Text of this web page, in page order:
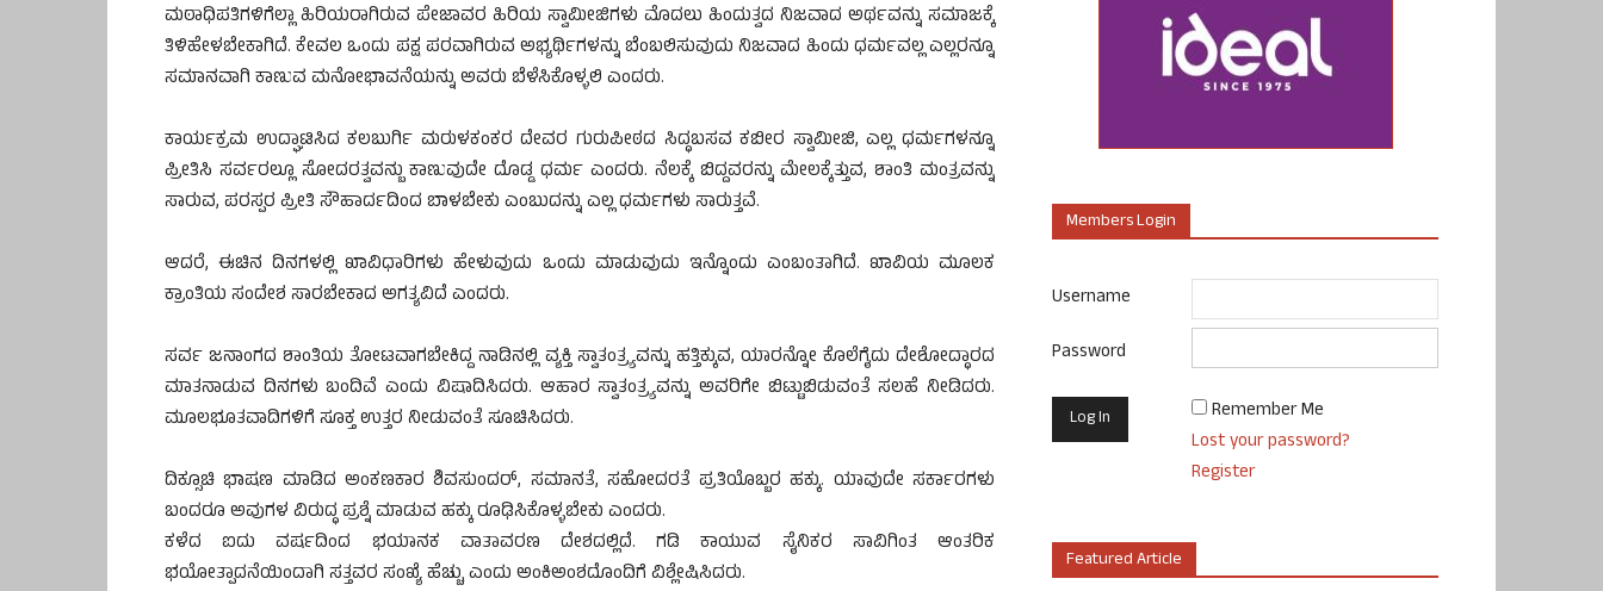
ಮಠಾಧಿಪತಿಗಳಿಗೆಲ್ಲಾ ಹಿರಿಯರಾಗಿರುವ ಪೇಜಾವರ ಹಿರಿಯ ಸ್ವಾಮೀಜಿಗಳು ಮೊದಲು ಹಿಂದುತ್ವದ ನಿಜವಾದ ಅರ್ಥವನ್ನು ಸಮಾಜಕ್ಕೆ
ತಿಳಿಹೇಳಬೇಕಾಗಿದೆ. ಕೇವಲ ಒಂದು ಪಕ್ಷ ಪರವಾಗಿರುವ ಅಭ್ಯರ್ಥಿಗಳನ್ನು ಬೆಂಬಲಿಸುವುದು ನಿಜವಾದ ಹಿಂದು ಧರ್ಮವಲ್ಲ ಎಲ್ಲರನ್ನೂ
ಸಮಾನವಾಗಿ ಕಾಣುವ ಮನೋಭಾವನೆಯನ್ನು ಅವರು ಬೆಳೆಸಿಕೊಳ್ಳಲಿ ಎಂದರು.
ಕಾರ್ಯಕ್ರಮ ಉದ್ಘಾಟಿಸಿದ ಕಲಬುರ್ಗಿ ಮರುಳಕಂಕರ ದೇವರ ಗುರುಪೀಠದ ಸಿದ್ಧಬಸವ ಕಬೀರ ಸ್ವಾಮೀಜಿ, ಎಲ್ಲ ಧರ್ಮಗಳನ್ನೂ
ಪ್ರೀತಿಸಿ ಸರ್ವರಲ್ಲೂ ಸೋದರತ್ವವನ್ಬು ಕಾಣುವುದೇ ದೊಡ್ಡ ಧರ್ಮ ಎಂದರು. ನೆಲಕ್ಕೆ ಬಿದ್ದವರನ್ನು ಮೇಲಕ್ಕೆತ್ತುವ, ಶಾಂತಿ ಮಂತ್ರವನ್ನು
ಸಾರುವ, ಪರಸ್ಪರ ಪ್ರೀತಿ ಸೌಹಾರ್ದದಿಂದ ಬಾಳಬೇಕು ಎಂಬುದನ್ನು ಎಲ್ಲ ಧರ್ಮಗಳು ಸಾರುತ್ತವೆ.
ಆದರೆ, ಈಚಿನ ದಿನಗಳಲ್ಲಿ ಖಾವಿಧಾರಿಗಳು ಹೇಳುವುದು ಒಂದು ಮಾಡುವುದು ಇನ್ನೊಂದು ಎಂಬಂತಾಗಿದೆ. ಖಾವಿಯ ಮೂಲಕ
ಕ್ರಾಂತಿಯ ಸಂದೇಶ ಸಾರಬೇಕಾದ ಅಗತ್ಯವಿದೆ ಎಂದರು.
ಸರ್ವ ಜನಾಂಗದ ಶಾಂತಿಯ ತೋಟವಾಗಬೇಕಿದ್ದ ನಾಡಿನಲ್ಲಿ ವ್ಯಕ್ತಿ ಸ್ವಾತಂತ್ರ್ಯವನ್ನು ಹತ್ತಿಕ್ಕುವ, ಯಾರನ್ನೋ ಕೊಲೆಗೈದು ದೇಶೋದ್ಧಾರದ
ಮಾತನಾಡುವ ದಿನಗಳು ಬಂದಿವೆ ಎಂದು ವಿಷಾದಿಸಿದರು. ಆಹಾರ ಸ್ವಾತಂತ್ರ್ಯವನ್ನು ಅವರಿಗೇ ಬಿಟ್ಟುಬಿಡುವಂತೆ ಸಲಹೆ ನೀಡಿದರು.
ಮೂಲಭೂತವಾದಿಗಳಿಗೆ ಸೂಕ್ತ ಉತ್ತರ ನೀಡುವಂತೆ ಸೂಚಿಸಿದರು.
ದಿಕ್ಸೂಚಿ ಭಾಷಣ ಮಾಡಿದ ಅಂಕಣಕಾರ ಶಿವಸುಂದರ್, ಸಮಾನತೆ, ಸಹೋದರತೆ ಪ್ರತಿಯೊಬ್ಬರ ಹಕ್ಕು. ಯಾವುದೇ ಸರ್ಕಾರಗಳು
ಬಂದರೂ ಅವುಗಳ ವಿರುದ್ಧ ಪ್ರಶ್ನೆ ಮಾಡುವ ಹಕ್ಕು ರೂಢಿಸಿಕೊಳ್ಳಬೇಕು ಎಂದರು.
ಕಳೆದ ಐದು ವರ್ಷದಿಂದ ಭಯಾನಕ ವಾತಾವರಣ ದೇಶದಲ್ಲಿದೆ. ಗಡಿ ಕಾಯುವ ಸೈನಿಕರ ಸಾವಿಗಿಂತ ಆಂತರಿಕ
ಭಯೋತ್ಪಾದನೆಯಿಂದಾಗಿ ಸತ್ತವರ ಸಂಖ್ಯೆ ಹೆಚ್ಚು ಎಂದು ಅಂಕಿಅಂಶದೊಂದಿಗೆ ವಿಶ್ಲೇಷಿಸಿದರು.
Members Login
Username
Password
Remember Me
Lost your password?
Register
Featured Article